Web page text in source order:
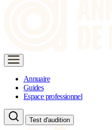
Annuaire
Guides
Espace professionnel
Test d'audition